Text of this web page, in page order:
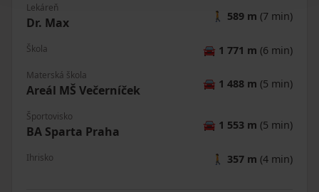
Lekáreň
Dr. Max 🚶 589 m (7 min)
Škola 🚘 1 771 m (6 min)
Materská škola
Areál MŠ Večerníček 🚘 1 488 m (5 min)
Športovisko
BA Sparta Praha 🚘 1 553 m (5 min)
Ihrisko 🚶 357 m (4 min)